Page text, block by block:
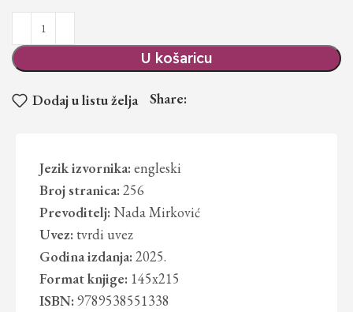
U košaricu
Dodaj u listu želja Share:
Jezik izvornika: engleski
Broj stranica: 256
Prevoditelj: Nada Mirković
Uvez: tvrdi uvez
Godina izdanja: 2025.
Format knjige: 145x215
ISBN: 9789538551338